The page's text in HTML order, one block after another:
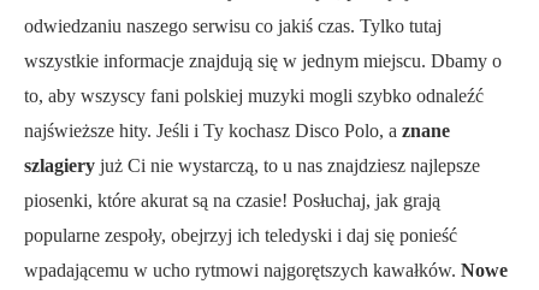
odwiedzaniu naszego serwisu co jakiś czas. Tylko tutaj
wszystkie informacje znajdują się w jednym miejscu. Dbamy o
to, aby wszyscy fani polskiej muzyki mogli szybko odnaleźć
najświeższe hity. Jeśli i Ty kochasz Disco Polo, a znane
szlagiery już Ci nie wystarczą, to u nas znajdziesz najlepsze
piosenki, które akurat są na czasie! Posłuchaj, jak grają
popularne zespoły, obejrzyj ich teledyski i daj się ponieść
wpadającemu w ucho rytmowi najgorętszych kawałków. Nowe